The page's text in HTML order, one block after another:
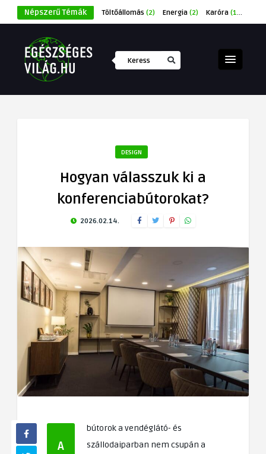
Népszerű Témák Töltőállomás (2) Energia (2) Karóra (1)
DESIGN
Hogyan válasszuk ki a
konferenciabútorokat?
2026.02.14.
A
bútorok a vendéglátó- és
szállodaiparban nem csupán a